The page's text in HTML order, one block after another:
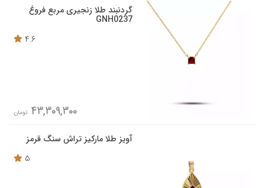
گردنبند طلا زنجیری مربع فروغ
GNH0237
4.6
43,309,300 تومان
آویز طلا مارکیز تراش سنگ قرمز
5